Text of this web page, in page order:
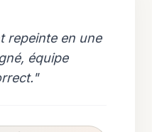
repeinte en une
équipe
"